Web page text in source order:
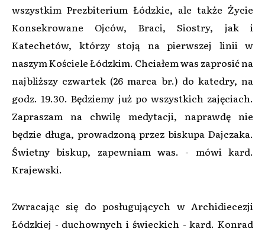
wszystkim Prezbiterium Łódzkie, ale także Życie
Konsekrowane Ojców, Braci, Siostry, jak i
Katechetów, którzy stoją na pierwszej linii w
naszym Kościele Łódzkim. Chciałem was zaprosić na
najbliższy czwartek (26 marca br.) do katedry, na
godz. 19.30. Będziemy już po wszystkich zajęciach.
Zapraszam na chwilę medytacji, naprawdę nie
będzie długa, prowadzoną przez biskupa Dajczaka.
Świetny biskup, zapewniam was. - mówi kard.
Krajewski.
Zwracając się do posługujących w Archidiecezji
Łódzkiej - duchownych i świeckich - kard. Konrad